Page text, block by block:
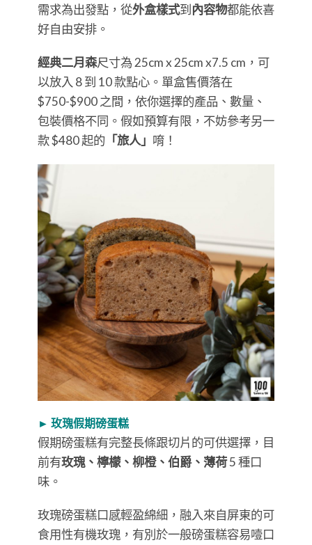
需求為出發點，從外盒樣式到 內容物都能依喜
好自由安排。
經典二月森尺寸為 25cm x 25cm x7.5 cm，可
以放入 8 到 10 款點心。單盒售價落在
$750-$900 之間，依你選擇的產品、數量、
包裝價格不同。假如預算有限，不妨參考另一
款 $480 起的 「旅人」 唷！
► 玫瑰假期磅蛋糕
假期磅蛋糕有完整長條跟切片的可供選擇，目
前有玫瑰、檸檬、柳橙、伯爵、薄荷5 種口
味。
玫瑰磅蛋糕口感輕盈綿細，融入來自屏東的可
食用性有機玫瑰，有別於一般磅蛋糕容易噎口